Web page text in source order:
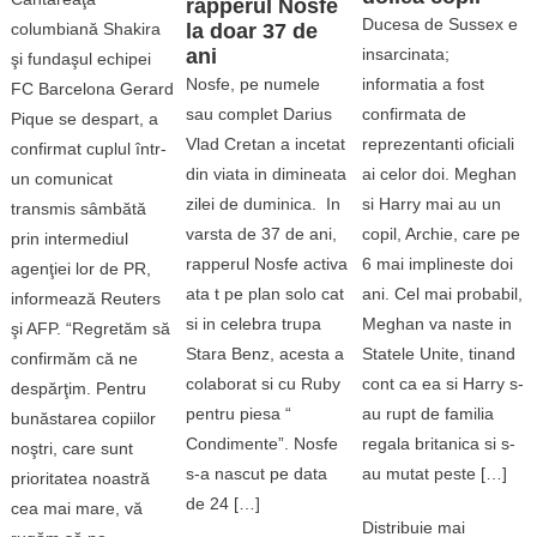
columbiană Shakira
şi fundaşul echipei
FC Barcelona Gerard
Pique se despart, a
confirmat cuplul într-
un comunicat
transmis sâmbătă
prin intermediul
agenţiei lor de PR,
informează Reuters
şi AFP. “Regretăm să
confirmăm că ne
despărţim. Pentru
bunăstarea copiilor
noştri, care sunt
prioritatea noastră
cea mai mare, vă
rapperul Nosfe
la doar 37 de
ani
Nosfe, pe numele
sau complet Darius
Vlad Cretan a incetat
din viata in dimineata
zilei de duminica. In
varsta de 37 de ani,
rapperul Nosfe activa
ata t pe plan solo cat
si in celebra trupa
Stara Benz, acesta a
colaborat si cu Ruby
pentru piesa “
Condimente”. Nosfe
s-a nascut pe data
de 24 […]
Ducesa de Sussex e
insarcinata;
informatia a fost
confirmata de
reprezentanti oficiali
ai celor doi. Meghan
si Harry mai au un
copil, Archie, care pe
6 mai implineste doi
ani. Cel mai probabil,
Meghan va naste in
Statele Unite, tinand
cont ca ea si Harry s-
au rupt de familia
regala britanica si s-
au mutat peste […]
Distribuie mai